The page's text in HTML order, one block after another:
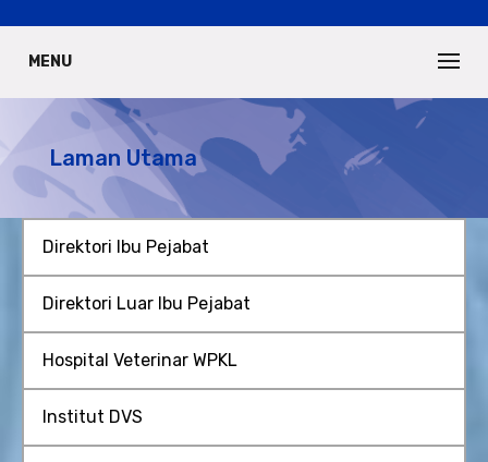
MENU
Laman Utama
Direktori Ibu Pejabat
Direktori Luar Ibu Pejabat
Hospital Veterinar WPKL
Institut DVS